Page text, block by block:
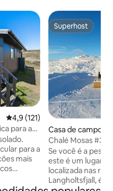
4,9 de uma avaliação média de
4,9 (121)
para as
para a
mais
para
Superhost
Superhost
Casa de campo ⋅
Chalé Mosas #3
Se você é a
este é um lugar
localizada nas
Langholtsfjall, é